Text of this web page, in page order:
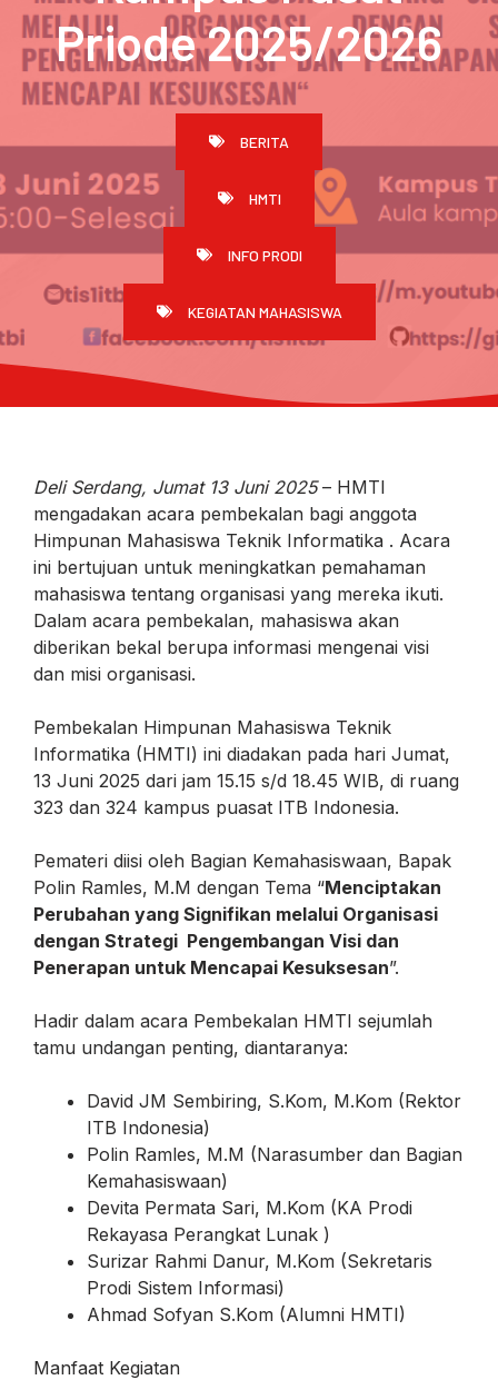
Priode 2025/2026
BERITA
HMTI
INFO PRODI
KEGIATAN MAHASISWA
Deli Serdang, Jumat 13 Juni 2025– HMTI
mengadakan acara pembekalan bagi anggota
Himpunan Mahasiswa Teknik Informatika . Acara
ini bertujuan untuk meningkatkan pemahaman
mahasiswa tentang organisasi yang mereka ikuti.
Dalam acara pembekalan, mahasiswa akan
diberikan bekal berupa informasi mengenai visi
dan misi organisasi.
Pembekalan Himpunan Mahasiswa Teknik
Informatika (HMTI) ini diadakan pada hari Jumat,
13 Juni 2025 dari jam 15.15 s/d 18.45 WIB, di ruang
323 dan 324 kampus puasat ITB Indonesia.
Pemateri diisi oleh Bagian Kemahasiswaan, Bapak
Polin Ramles, M.M dengan Tema “Menciptakan
Perubahan yang Signifikan melalui Organisasi
dengan Strategi Pengembangan Visi dan
Penerapan untuk Mencapai Kesuksesan”.
Hadir dalam acara Pembekalan HMTI sejumlah
tamu undangan penting, diantaranya:
David JM Sembiring, S.Kom, M.Kom (Rektor
ITB Indonesia)
Polin Ramles, M.M (Narasumber dan Bagian
Kemahasiswaan)
Devita Permata Sari, M.Kom (KA Prodi
Rekayasa Perangkat Lunak )
Surizar Rahmi Danur, M.Kom (Sekretaris
Prodi Sistem Informasi)
Ahmad Sofyan S.Kom (Alumni HMTI)
Manfaat Kegiatan